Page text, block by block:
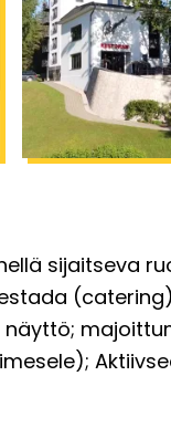
sijaitseva
(catering)
näyttö